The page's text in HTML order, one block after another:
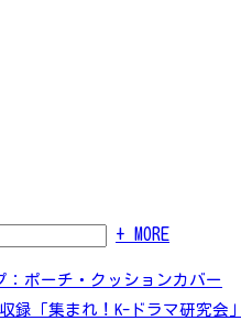
+ MORE
：ポーチ・クッションカバー
録「集まれ！K-ドラマ研究会